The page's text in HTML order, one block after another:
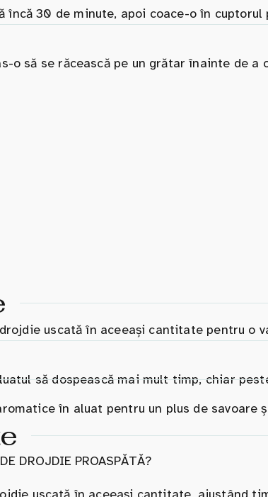
încă 30 de minute, apoi coace-o în
o să se răcească pe un grătar înainte de a
uscată în aceeași cantitate pentru o
să dospească mai mult timp, chiar
în aluat pentru un plus de savoare
DROJDIE PROASPĂTĂ?